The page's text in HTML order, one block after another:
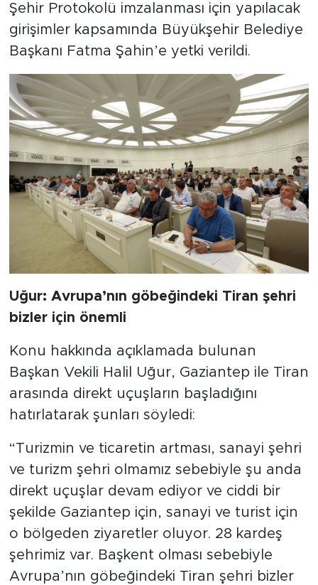
Şehir Protokolü imzalanması için yapılacak
girişimler kapsamında Büyükşehir Belediye
Başkanı Fatma Şahin’e yetki verildi.
Uğur: Avrupa’nın göbeğindeki Tiran şehri
bizler için önemli
Konu hakkında açıklamada bulunan
Başkan Vekili Halil Uğur, Gaziantep ile Tiran
arasında direkt uçuşların başladığını
hatırlatarak şunları söyledi:
“Turizmin ve ticaretin artması, sanayi şehri
ve turizm şehri olmamız sebebiyle şu anda
direkt uçuşlar devam ediyor ve ciddi bir
şekilde Gaziantep için, sanayi ve turist için
o bölgeden ziyaretler oluyor. 28 kardeş
şehrimiz var. Başkent olması sebebiyle
Avrupa’nın göbeğindeki Tiran şehri bizler